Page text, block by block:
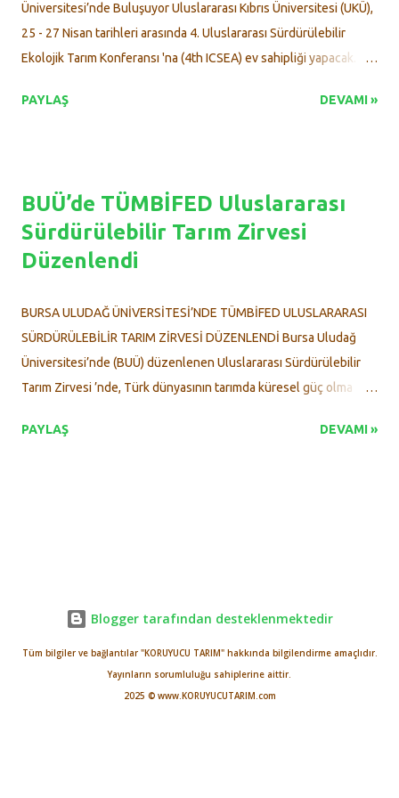
Üniversitesi’nde Buluşuyor Uluslararası Kıbrıs Üniversitesi (UKÜ),
25 - 27 Nisan tarihleri arasında 4. Uluslararası Sürdürülebilir
Ekolojik Tarım Konferansı 'na (4th ICSEA) ev sahipliği yapacak.
sunmayı amaçlayan konferans, sürdürülebilir ve çevre dostu
uygulamaları, biyolojik çeşitlilik, su ve toprak yönetimi,
biyoteknoloji ve tarım ekonomisi gibi konular ele alınacak.
UKÜ’nün ev sahipliği yapacağı konferans, akademisyenlerden
bilimsel iş birliklerini teşvik edecek. Etkinlik, yerel firmalardan
Biren Tarım ve Güngör Tarım’ın da desteğini alıyor. Konferansa
ilişkin UKÜ Haber Ajansı’na demeç veren Tarım Bilimleri ve
Tekno...
PAYLAŞ DEVAMI »
BUÜ’de TÜMBİFED Uluslararası
Sürdürülebilir Tarım Zirvesi
Düzenlendi
BURSA ULUDAĞ ÜNİVERSİTESİ’NDE TÜMBİFED ULUSLARARASI
SÜRDÜRÜLEBİLİR TARIM ZİRVESİ DÜZENLENDİ Bursa Uludağ
Üniversitesi’nde (BUÜ) düzenlenen Uluslararası Sürdürülebilir
Tarım Zirvesi ’nde, Türk dünyasının tarımda küresel güç olma
programa BUÜ Rektör Yardımcısı Prof. Dr. Cafer Çiftci, Tarım Eski
gıda arzının güvenliği olmuştur. Bu gıda arzının güvenliği
nüfusun hızlı artışı sebebiyle büyük bir problem olarak
PAYLAŞ DEVAMI »
Blogger tarafından desteklenmektedir
Tüm bilgiler ve bağlantılar "KORUYUCU TARIM" hakkında bilgilendirme amaçlıdır.
Yayınların sorumluluğu sahiplerine aittir.
2025 © www.KORUYUCUTARIM.com